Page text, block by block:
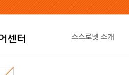
스스로넷 소개